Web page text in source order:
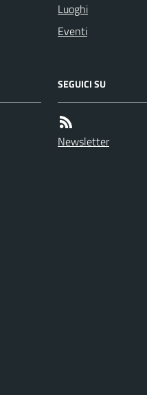
Luoghi
Eventi
SEGUICI SU
Newsletter